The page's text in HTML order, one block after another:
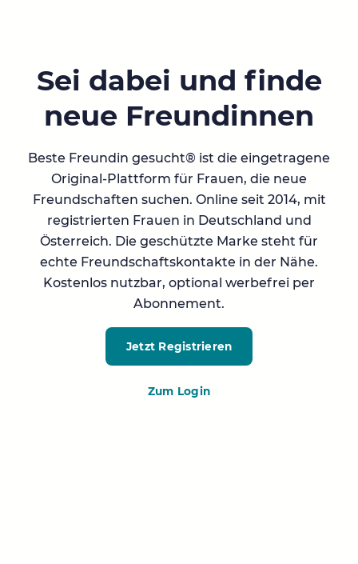
Sei dabei und finde
neue Freundinnen
Beste Freundin gesucht® ist die eingetragene
Original-Plattform für Frauen, die neue
Freundschaften suchen. Online seit 2014, mit
registrierten Frauen in Deutschland und
Österreich. Die geschützte Marke steht für
echte Freundschaftskontakte in der Nähe.
Kostenlos nutzbar, optional werbefrei per
Abonnement.
Jetzt Registrieren
Zum Login